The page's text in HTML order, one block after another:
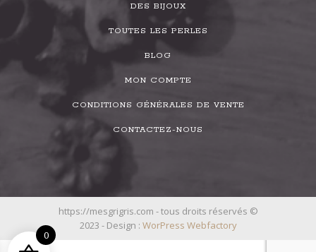
DES BIJOUX
TOUTES LES PERLES
BLOG
MON COMPTE
CONDITIONS GÉNÉRALES DE VENTE
CONTACTEZ-NOUS
https://mesgrigris.com - tous droits réservés ©
2023 - Design : WorPress Webfactory
0